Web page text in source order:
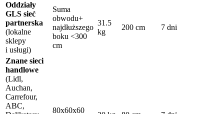
Oddziały
GLS sieć
partnerska
(lokalne
sklepy
i usługi)
Suma
obwodu+
najdłuższego
boku <300
cm
31.5
kg
200 cm 7 dni
Znane sieci
handlowe
(Lidl,
Auchan,
Carrefour,
ABC,
80x60x60